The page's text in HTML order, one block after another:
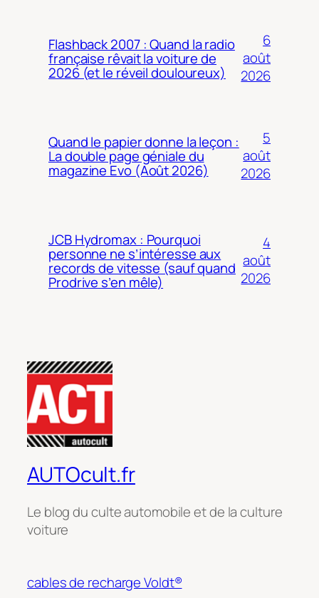
Flashback 2007 : Quand la radio
française rêvait la voiture de
2026 (et le réveil douloureux)
6
août
2026
Quand le papier donne la leçon :
La double page géniale du
magazine Evo (Août 2026)
5
août
2026
JCB Hydromax : Pourquoi
personne ne s’intéresse aux
records de vitesse (sauf quand
Prodrive s’en mêle)
4
août
2026
AUTOcult.fr
Le blog du culte automobile et de la culture
voiture
cables de recharge Voldt®